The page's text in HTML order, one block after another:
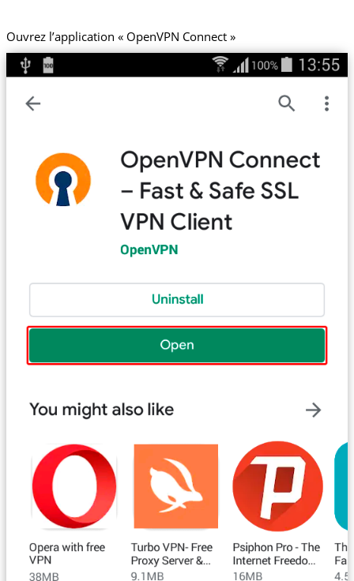
Ouvrez l’application « OpenVPN Connect »